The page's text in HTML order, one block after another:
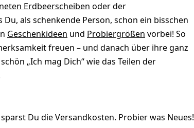
Erdbeerscheiben oder der
als schenkende Person, schon ein bisschen
Geschenkideen und Probiergrößen vorbei! So
freuen – und danach über ihre ganz
„Ich mag Dich“ wie das Teilen der
Du die Versandkosten. Probier was Neues!